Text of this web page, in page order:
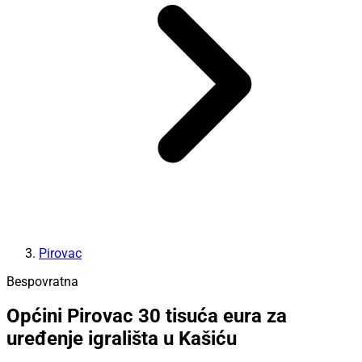
Pirovac
Bespovratna
Općini Pirovac 30 tisuća eura za
uređenje igrališta u Kašiću